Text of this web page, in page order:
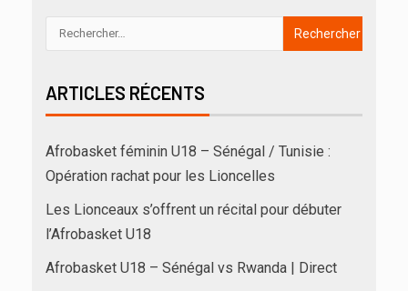
ARTICLES RÉCENTS
Afrobasket féminin U18 – Sénégal / Tunisie :
Opération rachat pour les Lioncelles
Les Lionceaux s’offrent un récital pour débuter
l’Afrobasket U18
Afrobasket U18 – Sénégal vs Rwanda | Direct